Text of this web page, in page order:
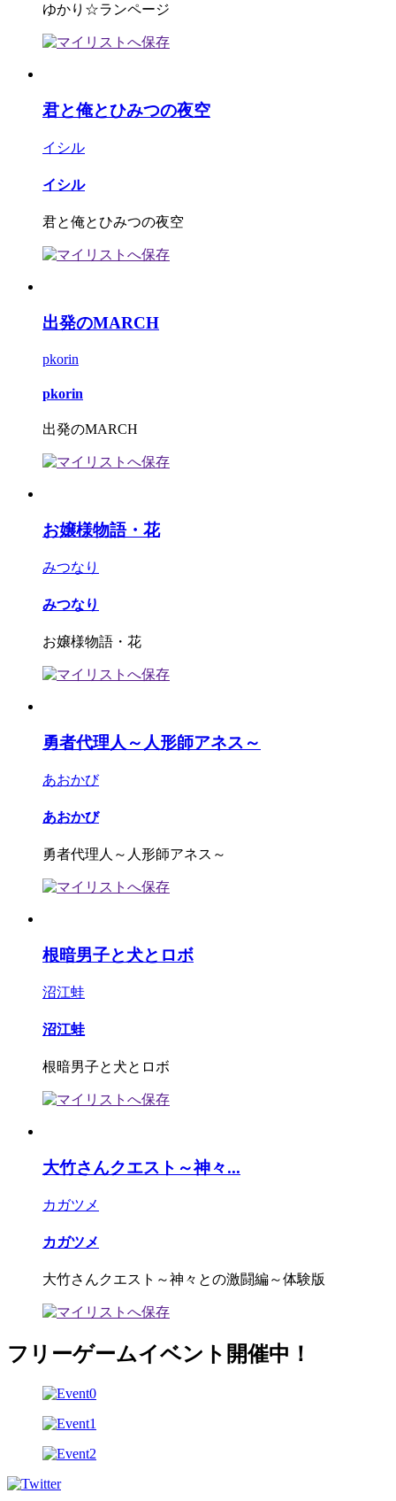
ゆかり☆ランページ
君と俺とひみつの夜空
イシル
イシル
君と俺とひみつの夜空
出発のMARCH
pkorin
pkorin
出発のMARCH
お嬢様物語・花
みつなり
みつなり
お嬢様物語・花
勇者代理人～人形師アネス～
あおかび
あおかび
勇者代理人～人形師アネス～
根暗男子と犬とロボ
沼江蛙
沼江蛙
根暗男子と犬とロボ
大竹さんクエスト～神々...
カガツメ
カガツメ
大竹さんクエスト～神々との激闘編～体験版
フリーゲームイベント開催中！